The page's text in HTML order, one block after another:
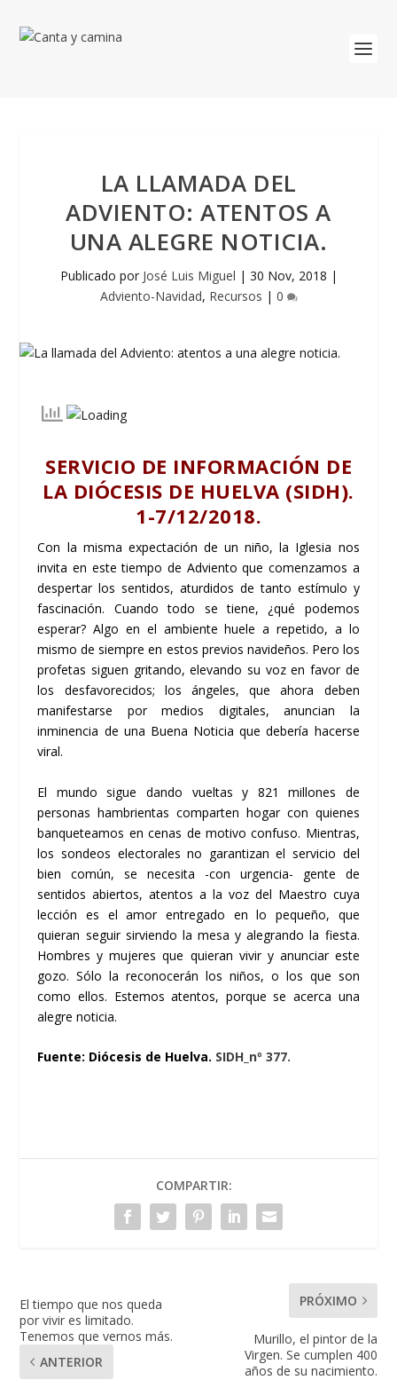
LA LLAMADA DEL
ADVIENTO: ATENTOS A
UNA ALEGRE NOTICIA.
Publicado por José Luis Miguel | 30 Nov, 2018 |
Adviento-Navidad, Recursos | 0
SERVICIO DE INFORMACIÓN DE
LA DIÓCESIS DE HUELVA (SIDH).
1-7/12/2018.
Con la misma expectación de un niño, la Iglesia nos
invita en este tiempo de Adviento que comenzamos a
despertar los sentidos, aturdidos de tanto estímulo y
fascinación. Cuando todo se tiene, ¿qué podemos
esperar? Algo en el ambiente huele a repetido, a lo
mismo de siempre en estos previos navideños. Pero los
profetas siguen gritando, elevando su voz en favor de
los desfavorecidos; los ángeles, que ahora deben
manifestarse por medios digitales, anuncian la
inminencia de una Buena Noticia que debería hacerse
viral.
El mundo sigue dando vueltas y 821 millones de
personas hambrientas comparten hogar con quienes
banqueteamos en cenas de motivo confuso. Mientras,
los sondeos electorales no garantizan el servicio del
bien común, se necesita -con urgencia- gente de
sentidos abiertos, atentos a la voz del Maestro cuya
lección es el amor entregado en lo pequeño, que
quieran seguir sirviendo la mesa y alegrando la fiesta.
Hombres y mujeres que quieran vivir y anunciar este
gozo. Sólo la reconocerán los niños, o los que son
como ellos. Estemos atentos, porque se acerca una
alegre noticia.
Fuente: Diócesis de Huelva. SIDH_nº 377.
COMPARTIR:
El tiempo que nos queda
por vivir es limitado.
Tenemos que vernos más.
ANTERIOR
PRÓXIMO
Murillo, el pintor de la
Virgen. Se cumplen 400
años de su nacimiento.